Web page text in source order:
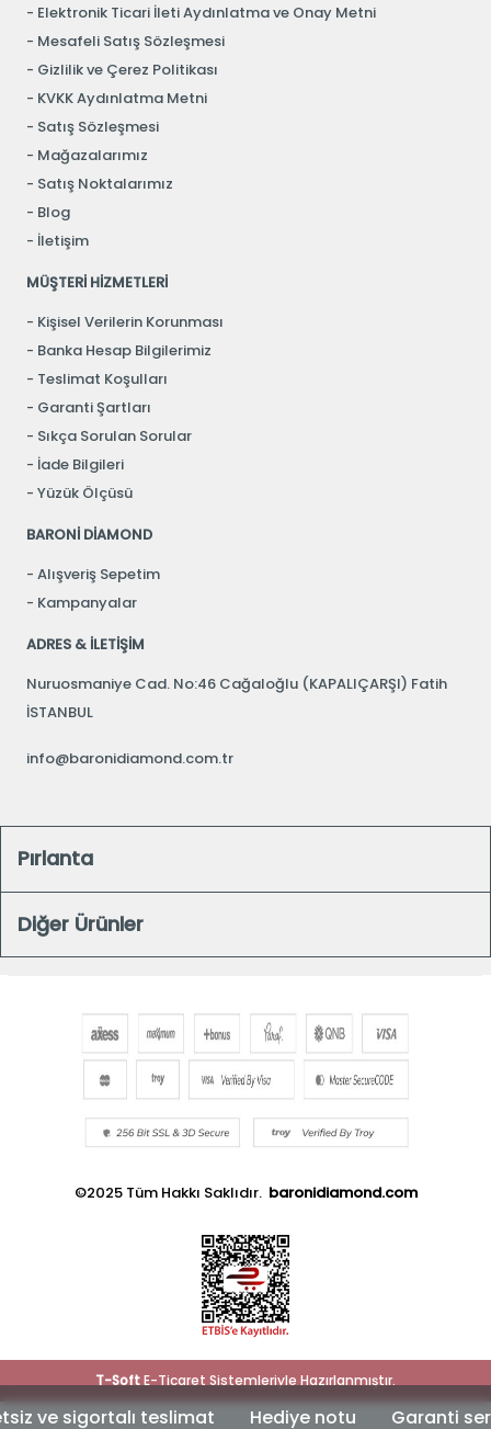
sigortalı teslimat Hediye notu Garanti
Elektronik Ticari İleti Aydınlatma ve Onay Metni
Mesafeli Satış Sözleşmesi
Gizlilik ve Çerez Politikası
KVKK Aydınlatma Metni
Satış Sözleşmesi
Mağazalarımız
Satış Noktalarımız
Blog
İletişim
MÜŞTERİ HİZMETLERİ
Kişisel Verilerin Korunması
Banka Hesap Bilgilerimiz
Teslimat Koşulları
Garanti Şartları
Sıkça Sorulan Sorular
İade Bilgileri
Yüzük Ölçüsü
BARONİ DİAMOND
Alışveriş Sepetim
Kampanyalar
ADRES & İLETİŞİM
Nuruosmaniye Cad. No:46 Cağaloğlu (KAPALIÇARŞI) Fatih
İSTANBUL
info@baronidiamond.com.tr
Pırlanta
Diğer Ürünler
©2025 Tüm Hakkı Saklıdır. baronidiamond.com
T-SoftE-Ticaret Sistemleriyle Hazırlanmıştır.